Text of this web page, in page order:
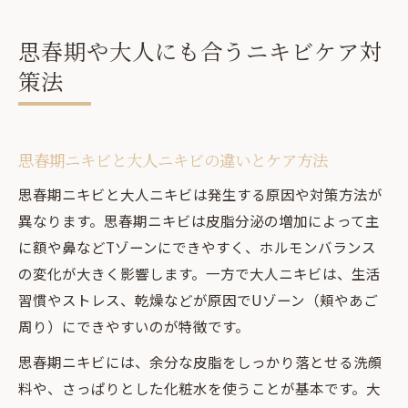
思春期や大人にも合うニキビケア対
策法
思春期ニキビと大人ニキビの違いとケア方法
思春期ニキビと大人ニキビは発生する原因や対策方法が
異なります。思春期ニキビは皮脂分泌の増加によって主
に額や鼻などTゾーンにできやすく、ホルモンバランス
の変化が大きく影響します。一方で大人ニキビは、生活
習慣やストレス、乾燥などが原因でUゾーン（頬やあご
周り）にできやすいのが特徴です。
思春期ニキビには、余分な皮脂をしっかり落とせる洗顔
料や、さっぱりとした化粧水を使うことが基本です。大